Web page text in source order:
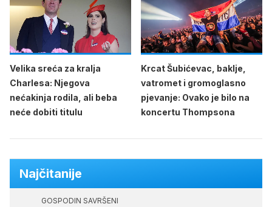
Velika sreća za kralja
Charlesa: Njegova
nećakinja rodila, ali beba
neće dobiti titulu
Krcat Šubićevac, baklje,
vatromet i gromoglasno
pjevanje: Ovako je bilo na
koncertu Thompsona
Najčitanije
GOSPODIN SAVRŠENI